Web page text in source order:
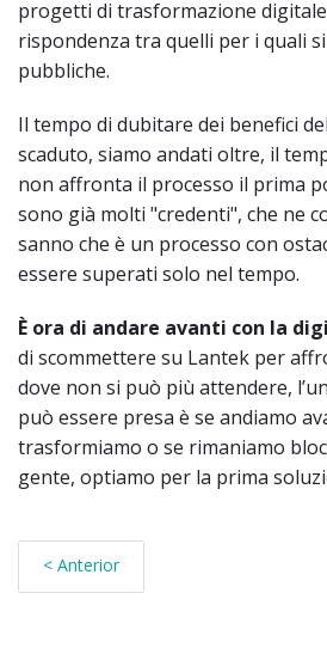
progetti di trasformazione
rispondenza tra quelli per i quali
pubbliche.
Il tempo di dubitare dei benefici
scaduto, siamo andati oltre, il
non affronta il processo il prima
sono già molti "credenti", che ne
sanno che è un processo con
essere superati solo nel tempo.
È ora di andare avanti con la
di scommettere su Lantek per
dove non si può più attendere,
può essere presa è se andiamo
trasformiamo o se rimaniamo
gente, optiamo per la prima
< Anterior